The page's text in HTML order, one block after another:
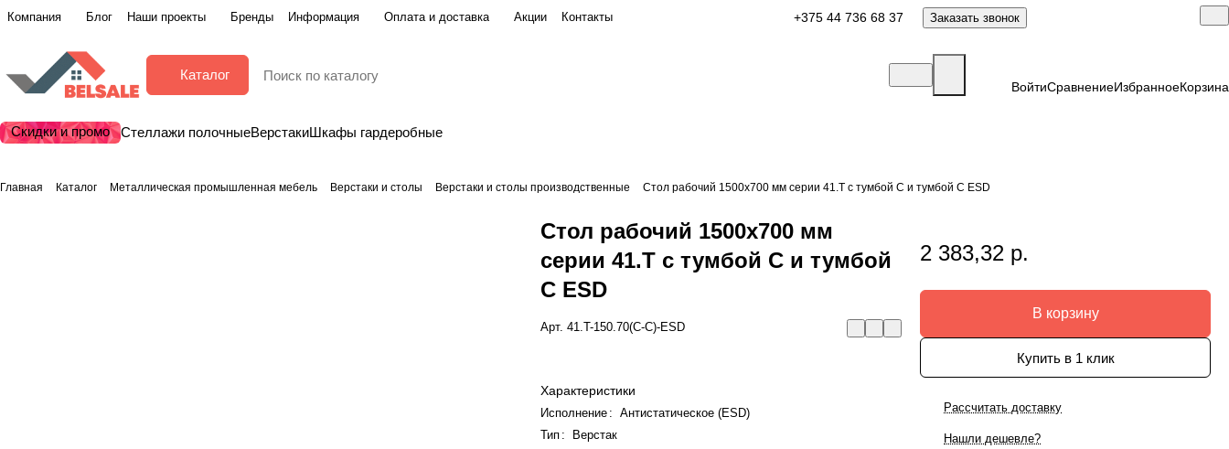
Компания Блог Наши проекты Бренды Информация Оплата и доставка Акции Контакты +375 44 736 68 37 Заказать звонок
Каталог
ВойтиСравнениеИзбранноеКорзина
Скидки и промо Стеллажи полочныеВерстакиШкафы гардеробные
Главная Каталог Металлическая промышленная мебель Верстаки и столы Верстаки и столы производственные Стол рабочий 1500х700 мм серии 41.Т с тумбой С и тумбой С ESD
Стол рабочий 1500х700 мм
серии 41.Т с тумбой С и тумбой
С ESD
Арт.41.T-150.70(С-С)-ESD
Характеристики
Исполнение :
Антистатическое (ESD)
Тип :
Верстак
2 383,32 р.
В корзину
Купить в 1 клик
Рассчитать доставку
Нашли дешевле?